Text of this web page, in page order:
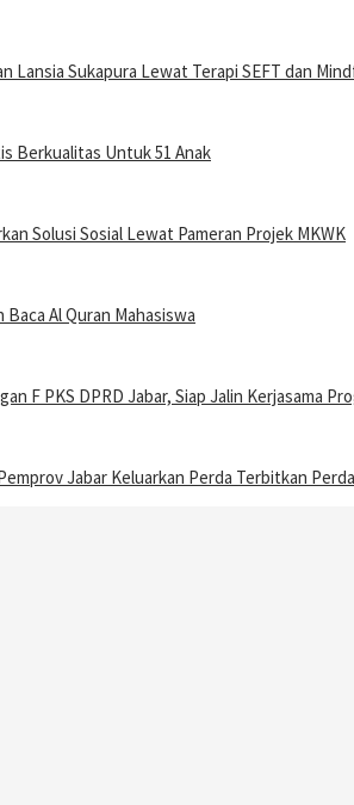
Lansia Sukapura Lewat Terapi SEFT dan
Berkualitas Untuk 51 Anak
Solusi Sosial Lewat Pameran Projek MKWK
Al Quran Mahasiswa
F PKS DPRD Jabar, Siap Jalin Kerjasama
Jabar Keluarkan Perda Terbitkan